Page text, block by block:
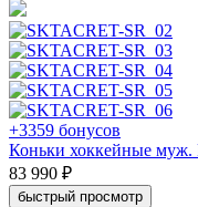
+3359 бонусов
Коньки хоккейные
83 990 ₽
быстрый просмотр